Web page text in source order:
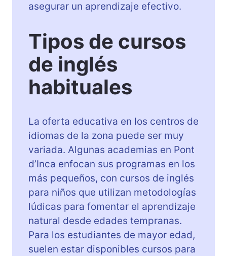
asegurar un aprendizaje efectivo.
Tipos de cursos
de inglés
habituales
La oferta educativa en los centros de
idiomas de la zona puede ser muy
variada. Algunas academias en Pont
d’Inca enfocan sus programas en los
más pequeños, con cursos de inglés
para niños que utilizan metodologías
lúdicas para fomentar el aprendizaje
natural desde edades tempranas.
Para los estudiantes de mayor edad,
suelen estar disponibles cursos para